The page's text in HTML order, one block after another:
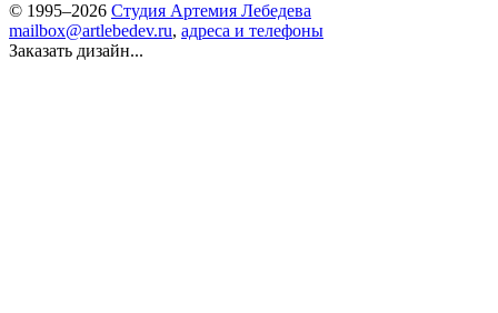
© 1995–2026 Студия Артемия Лебедева
mailbox@artlebedev.ru, адреса и телефоны
Заказать дизайн...